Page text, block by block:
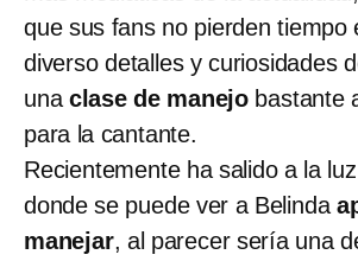
que sus fans no pierden tiempo
diverso detalles y curiosidades
unaclase de manejo bastante
para la cantante.
Recientemente ha salido a la
donde se puede ver a Belinda
manejar, al parecer sería una